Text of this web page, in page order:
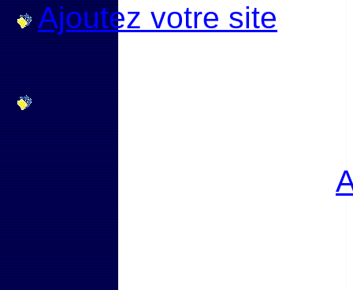
Ajoutez votre site